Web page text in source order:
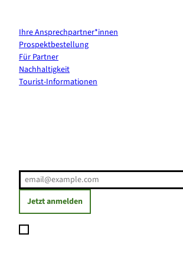
Ihre Ansprechpartner*innen
Prospektbestellung
Für Partner
Nachhaltigkeit
Tourist-Informationen
Jetzt anmelden